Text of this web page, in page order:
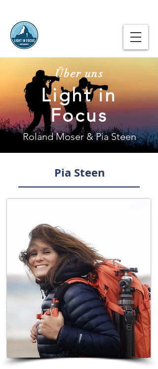
Über uns
Light in
Focus
Roland Moser & Pia Steen
Pia Steen